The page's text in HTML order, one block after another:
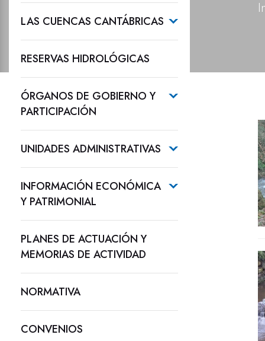
LAS CUENCAS CANTÁBRICAS
RESERVAS HIDROLÓGICAS
ÓRGANOS DE GOBIERNO Y
PARTICIPACIÓN
UNIDADES ADMINISTRATIVAS
INFORMACIÓN ECONÓMICA
Y PATRIMONIAL
PLANES DE ACTUACIÓN Y
MEMORIAS DE ACTIVIDAD
NORMATIVA
CONVENIOS